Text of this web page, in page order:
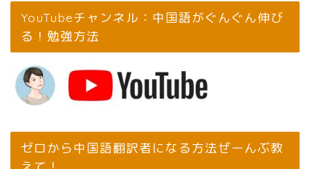
YouTubeチャンネル：中国語がぐんぐん伸び
る！勉強方法
ゼロから中国語翻訳者になる方法ぜーんぶ教